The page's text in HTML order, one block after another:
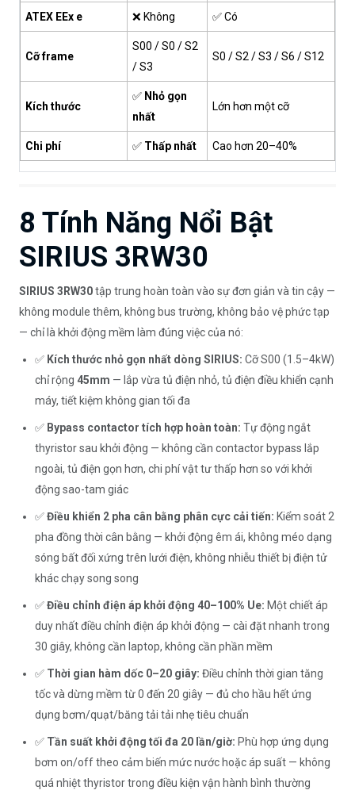
ATEX EEx e ❌ Không ✅ Có
Cỡ frame
S00 / S0 / S2
/ S3
S0 / S2 / S3 / S6 / S12
Kích thước
✅ Nhỏ gọn
nhất
Lớn hơn một cỡ
Chi phí ✅ Thấp nhất Cao hơn 20–40%
8 Tính Năng Nổi Bật
SIRIUS 3RW30
SIRIUS 3RW30tập trung hoàn toàn vào sự đơn giản và tin cậy —
không module thêm, không bus trường, không bảo vệ phức tạp
— chỉ là khởi động mềm làm đúng việc của nó:
✅ Kích thước nhỏ gọn nhất dòng SIRIUS: Cỡ S00 (1.5–4kW)
chỉ rộng 45mm — lắp vừa tủ điện nhỏ, tủ điện điều khiển cạnh
máy, tiết kiệm không gian tối đa
✅ Bypass contactor tích hợp hoàn toàn: Tự động ngắt
thyristor sau khởi động — không cần contactor bypass lắp
ngoài, tủ điện gọn hơn, chi phí vật tư thấp hơn so với khởi
động sao-tam giác
✅Điều khiển 2 pha cân bằng phân cực cải tiến: Kiểm soát 2
pha đồng thời cân bằng — khởi động êm ái, không méo dạng
sóng bất đối xứng trên lưới điện, không nhiễu thiết bị điện tử
khác chạy song song
✅Điều chỉnh điện áp khởi động 40–100% Ue: Một chiết áp
duy nhất điều chỉnh điện áp khởi động — cài đặt nhanh trong
30 giây, không cần laptop, không cần phần mềm
✅ Thời gian hàm dốc 0–20 giây: Điều chỉnh thời gian tăng
tốc và dừng mềm từ 0 đến 20 giây — đủ cho hầu hết ứng
dụng bơm/quạt/băng tải tải nhẹ tiêu chuẩn
✅ Tần suất khởi động tối đa 20 lần/giờ: Phù hợp ứng dụng
bơm on/off theo cảm biến mức nước hoặc áp suất — không
quá nhiệt thyristor trong điều kiện vận hành bình thường